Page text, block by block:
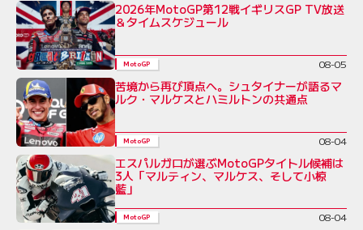
2026年MotoGP第12戦イギリスGP TV放送
＆タイムスケジュール
MotoGP 08-05
苦境から再び頂点へ。シュタイナーが語るマ
ルク・マルケスとハミルトンの共通点
MotoGP 08-04
エスパルガロが選ぶMotoGPタイトル候補は
3人「マルティン、マルケス、そして小椋
藍」
MotoGP 08-04